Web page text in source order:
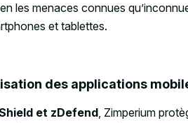
les menaces connues
et tablettes.
des applications
et zDefend, Zimperium